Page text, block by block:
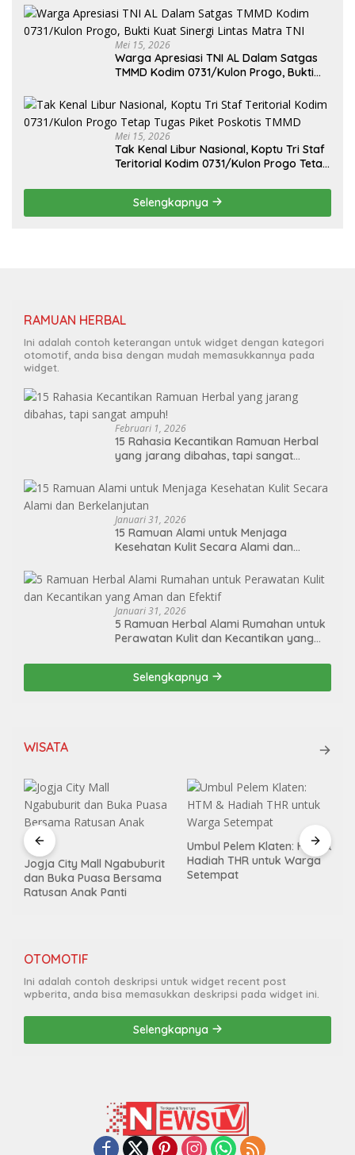
Mei 15, 2026
Warga Apresiasi TNI AL Dalam Satgas
TMMD Kodim 0731/Kulon Progo, Bukti
Mei 15, 2026
Tak Kenal Libur Nasional, Koptu Tri Staf
Teritorial Kodim 0731/Kulon Progo Tetap
Selengkapnya
RAMUAN HERBAL
Ini adalah contoh keterangan untuk widget dengan kategori
otomotif, anda bisa dengan mudah memasukkannya pada
widget.
Februari 1, 2026
15 Rahasia Kecantikan Ramuan Herbal
yang jarang dibahas, tapi sangat
Januari 31, 2026
15 Ramuan Alami untuk Menjaga
Kesehatan Kulit Secara Alami dan
Januari 31, 2026
5 Ramuan Herbal Alami Rumahan untuk
Perawatan Kulit dan Kecantikan yang
Selengkapnya
WISATA
Umbul Pelem Klaten: HTM &
Hadiah THR untuk Warga
Setempat
Kasus Campak Meningkat:
Waspada Saat Liburan
Lebaran
OTOMOTIF
Ini adalah contoh deskripsi untuk widget recent post
wpberita, anda bisa memasukkan deskripsi pada widget ini.
Selengkapnya